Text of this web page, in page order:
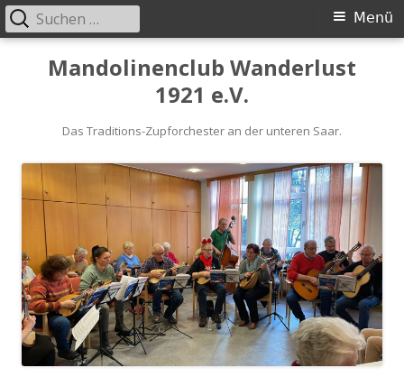
Mandolinenclub Wanderlust
1921 e.V.
Das Traditions-Zupforchester an der unteren Saar.
Primäres
Menü
Menü
Suchen
nach: